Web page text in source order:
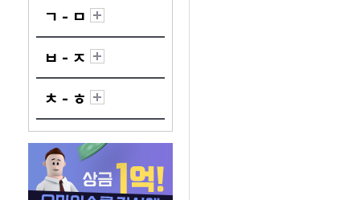
ㄱ - ㅁ
ㅂ - ㅈ
ㅊ - ㅎ